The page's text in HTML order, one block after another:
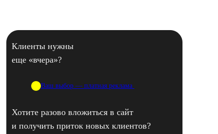
Клиенты нужны
еще «вчера»?
Ваш выбор — платная реклама
Хотите разово вложиться в сайт
и получить приток новых клиентов?